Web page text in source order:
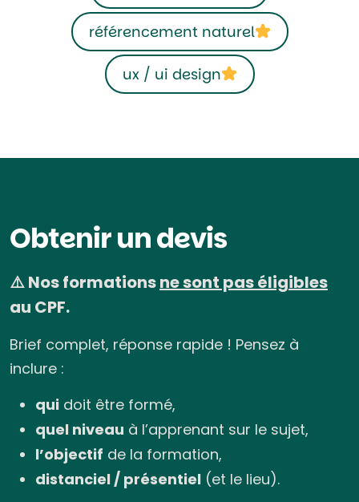
référencement naturel
ux / ui design
Obtenir un devis
⚠️ Nos formationsne sont pas éligibles
au CPF.
Brief complet, réponse rapide ! Pensez à
inclure :
qui doit être formé,
quel niveau à l’apprenant sur le sujet,
l’objectif de la formation,
distanciel / présentiel (et le lieu).